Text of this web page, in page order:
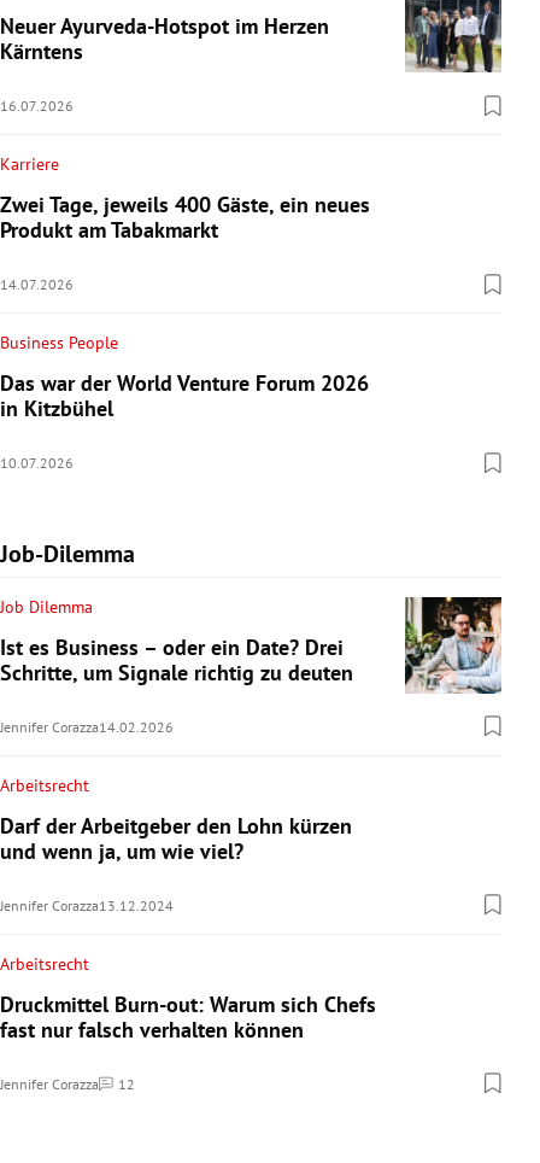
Neuer Ayurveda-Hotspot im Herzen
Kärntens
16.07.2026
Karriere
Zwei Tage, jeweils 400 Gäste, ein neues
Produkt am Tabakmarkt
14.07.2026
Business People
Das war der World Venture Forum 2026
in Kitzbühel
10.07.2026
Job-Dilemma
Job Dilemma
Ist es Business – oder ein Date? Drei
Schritte, um Signale richtig zu deuten
Jennifer Corazza14.02.2026
Arbeitsrecht
Darf der Arbeitgeber den Lohn kürzen
und wenn ja, um wie viel?
Jennifer Corazza13.12.2024
Arbeitsrecht
Druckmittel Burn-out: Warum sich Chefs
fast nur falsch verhalten können
Jennifer Corazza 12
Kommentare